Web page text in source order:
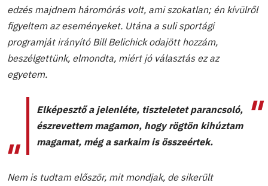
edzés majdnem háromórás volt, ami szokatlan; én kívülről
figyeltem az eseményeket. Utána a suli sportági
programját irányító Bill Belichick odajött hozzám,
beszélgettünk, elmondta, miért jó választás ez az
egyetem.
Elképesztő a jelenléte, tiszteletet parancsoló,
észrevettem magamon, hogy rögtön kihúztam
magamat, még a sarkaim is összeértek.
Nem is tudtam először, mit mondjak, de sikerült